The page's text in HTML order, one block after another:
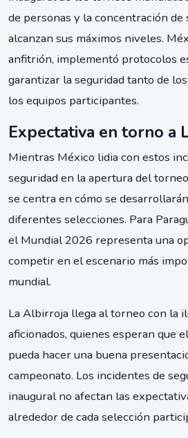
de personas y la concentración de
alcanzan sus máximos niveles.
anfitrión, implementó protocolos
garantizar la seguridad tanto de
los equipos participantes.
Expectativa en torno a
Mientras México lidia con estos
seguridad en la apertura del
se centra en cómo se
diferentes selecciones. Para
el Mundial 2026 representa una
competir en el escenario más
mundial.
La Albirroja llega al torneo con la
aficionados, quienes esperan que
pueda hacer una buena
campeonato. Los incidentes de
inaugural no afectan las
alrededor de cada selección